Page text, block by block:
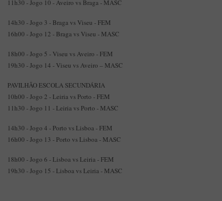
11h30 - Jogo 10 - Aveiro vs Braga - MASC
14h30 - Jogo 3 - Braga vs Viseu - FEM
16h00 - Jogo 12 - Braga vs Viseu - MASC
18h00 - Jogo 5 - Viseu vs Aveiro - FEM
19h30 - Jogo 14 - Viseu vs Aveiro – MASC
PAVILHÃO ESCOLA SECUNDÁRIA
10h00 - Jogo 2 - Leiria vs Porto - FEM
11h30 - Jogo 11 - Leiria vs Porto - MASC
14h30 - Jogo 4 - Porto vs Lisboa - FEM
16h00 - Jogo 13 - Porto vs Lisboa - MASC
18h00 - Jogo 6 - Lisboa vs Leiria - FEM
19h30 - Jogo 15 - Lisboa vs Leiria - MASC